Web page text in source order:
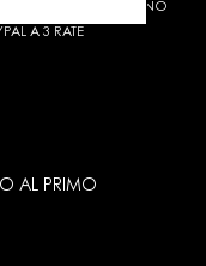
CONTRASSEGNO
A 3 RATE
AL PRIMO